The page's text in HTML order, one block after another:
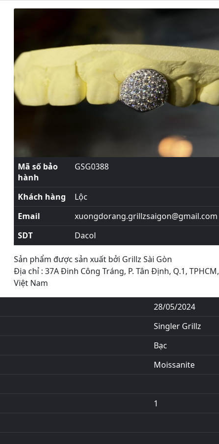
Mã số bảo
hành
GSG0388
Khách hàng
Lộc
Email
xuongdorang.grillzsaigon@gmail.com
SDT
Dacol
Sản phẩm được sản xuất bởi Grillz Sài Gòn
Địa chỉ : 37A Đinh Công Tráng, P. Tân Định, Q.1, TPHCM,
Việt Nam
28/05/2024
Singler Grillz
Bạc
Moissanite
1